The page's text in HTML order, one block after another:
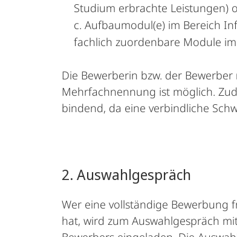
Studium erbrachte Leistungen)
c. Aufbaumodul(e) im Bereich
fachlich zuordenbare Module
Die Bewerberin bzw. der
Mehrfachnennung ist möglich.
bindend, da eine verbindliche
2. Auswahlgespräch
Wer eine vollständige
hat, wird zum Auswahlgespräch